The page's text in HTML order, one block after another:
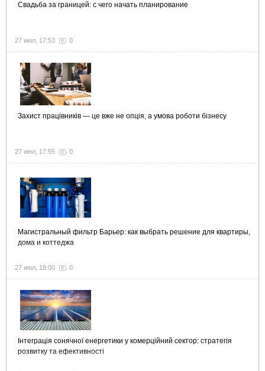
Свадьба за границей: с чего начать планирование
27 июл, 17:53 0
Захист працівників — це вже не опція, а умова роботи бізнесу
27 июл, 17:55 0
Магистральный фильтр Барьер: как выбрать решение для квартиры,
дома и коттеджа
27 июл, 18:00 0
Інтеграція сонячної енергетики у комерційний сектор: стратегія
розвитку та ефективності